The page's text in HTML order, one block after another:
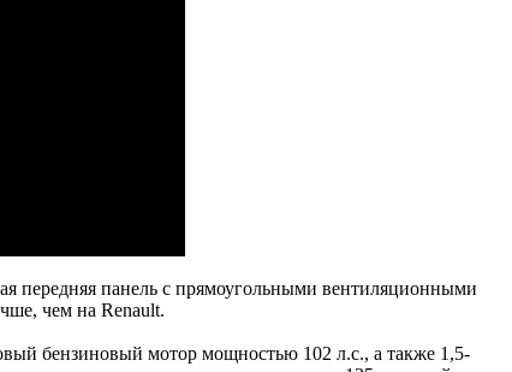
передняя панель с прямоугольными вентиляционными
чем на Renault.
бензиновый мотор мощностью 102 л.с., а также 1,5-